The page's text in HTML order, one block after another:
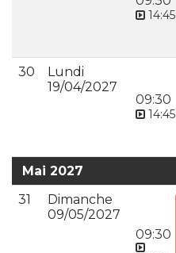
14:45
30
Lundi
19/04/2027
09:30
14:45
Mai 2027
31
Dimanche
09/05/2027
09:30